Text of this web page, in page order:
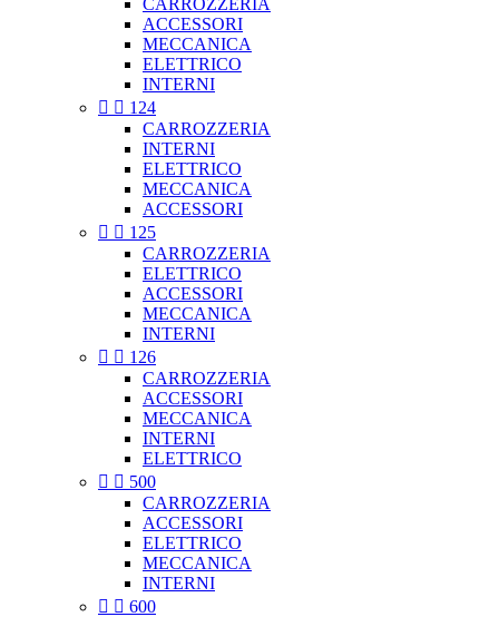
CARROZZERIA
ACCESSORI
MECCANICA
ELETTRICO
INTERNI
  124
CARROZZERIA
INTERNI
ELETTRICO
MECCANICA
ACCESSORI
  125
CARROZZERIA
ELETTRICO
ACCESSORI
MECCANICA
INTERNI
  126
CARROZZERIA
ACCESSORI
MECCANICA
INTERNI
ELETTRICO
  500
CARROZZERIA
ACCESSORI
ELETTRICO
MECCANICA
INTERNI
  600